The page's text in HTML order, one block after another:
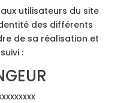
utilisateurs du site
des différents
de sa réalisation et
: